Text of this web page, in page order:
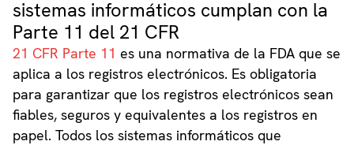
sistemas informáticos cumplan con la
Parte 11 del 21 CFR
21 CFR Parte 11 es una normativa de la FDA que se
aplica a los registros electrónicos. Es obligatoria
para garantizar que los registros electrónicos sean
fiables, seguros y equivalentes a los registros en
papel. Todos los sistemas informáticos que